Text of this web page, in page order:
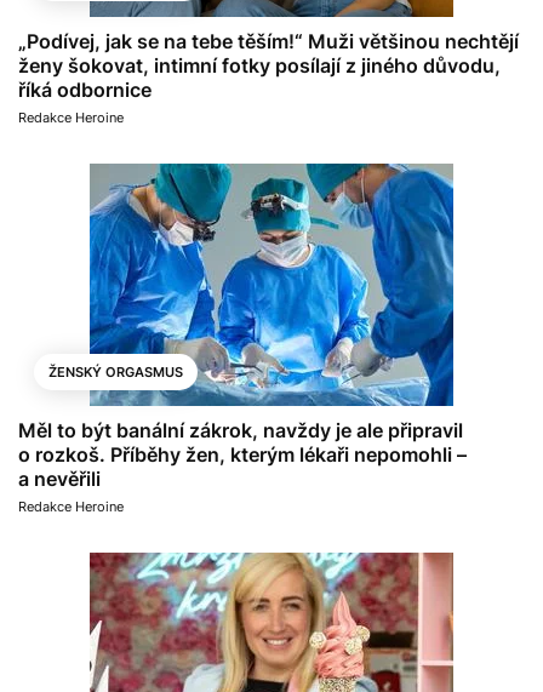
„Podívej, jak se na tebe těším!“ Muži většinou nechtějí
ženy šokovat, intimní fotky posílají z jiného důvodu,
říká odbornice
Redakce Heroine
ŽENSKÝ ORGASMUS
Měl to být banální zákrok, navždy je ale připravil
o rozkoš. Příběhy žen, kterým lékaři nepomohli –
a nevěřili
Redakce Heroine